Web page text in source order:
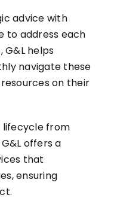
advice with
to address each
G&L helps
navigate these
on their
lifecycle from
offers a
that
ensuring